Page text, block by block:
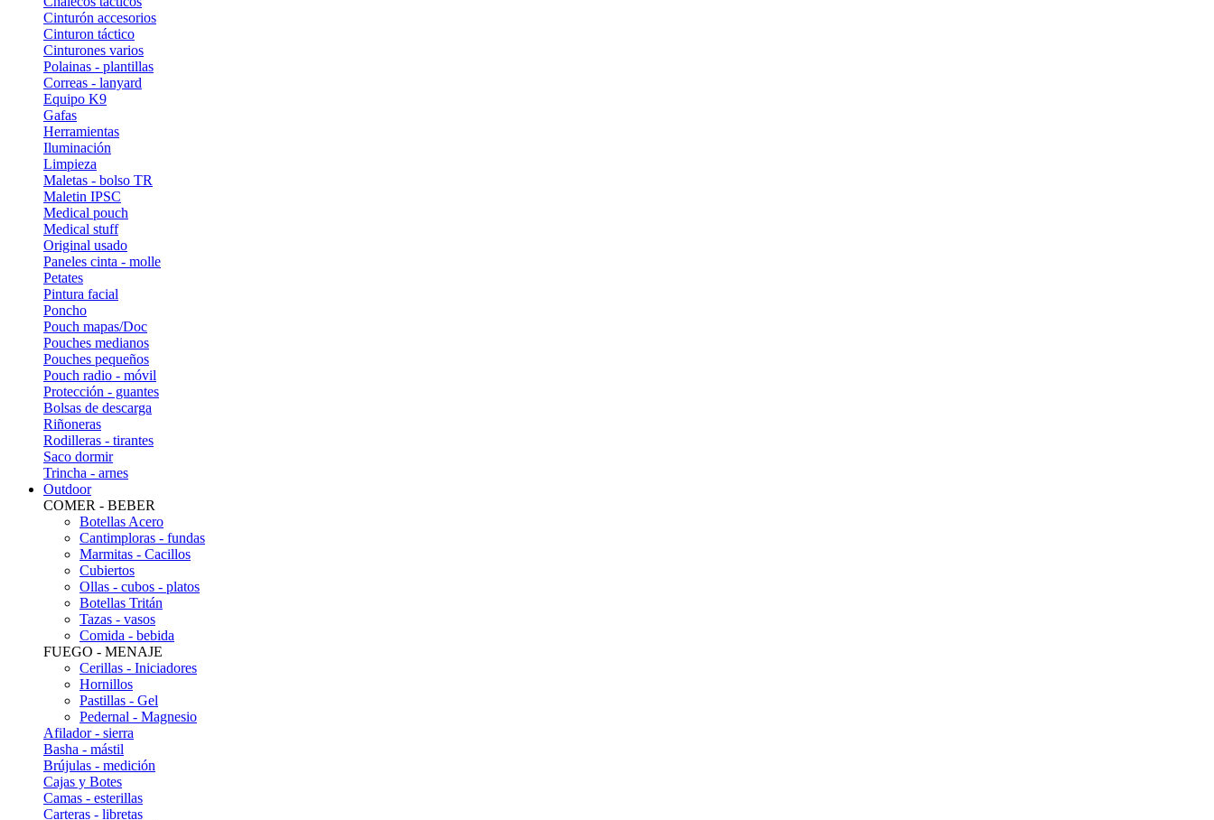
Cinturón accesorios
Cinturon táctico
Cinturones varios
Polainas - plantillas
Correas - lanyard
Equipo K9
Gafas
Herramientas
Iluminación
Limpieza
Maletas - bolso TR
Maletin IPSC
Medical pouch
Medical stuff
Original usado
Paneles cinta - molle
Petates
Pintura facial
Poncho
Pouch mapas/Doc
Pouches medianos
Pouches pequeños
Pouch radio - móvil
Protección - guantes
Bolsas de descarga
Riñoneras
Rodilleras - tirantes
Saco dormir
Trincha - arnes
Outdoor
COMER - BEBER
Botellas Acero
Cantimploras - fundas
Marmitas - Cacillos
Cubiertos
Ollas - cubos - platos
Botellas Tritán
Tazas - vasos
Comida - bebida
FUEGO - MENAJE
Cerillas - Iniciadores
Hornillos
Pastillas - Gel
Pedernal - Magnesio
Afilador - sierra
Basha - mástil
Brújulas - medición
Cajas y Botes
Camas - esterillas
Carteras - libretas